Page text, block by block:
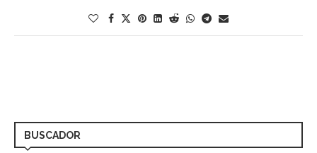
BUSCADOR